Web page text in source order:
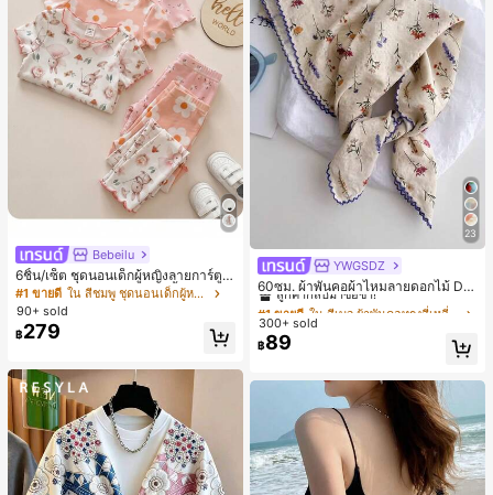
Bebeilu
6ชิ้น/เซ็ต ชุดนอนเด็กผู้หญิงลายการ์ตูน
หมีและดอกไม้ คอกลม แขนสั้น กางเกง
ขาสั้น ขอบระบาย สวมใส่สบาย
#1 ขายดี
ใน สีชมพู ชุดนอนเด็กผู้หญิง
90+ sold
฿279
23
YWGSDZ
60ซม. ผ้าพันคอผ้าไหมลายดอกไม้ Dit
sy สีเบจ, เครื่องประดับใหม่สำหรับผู้หญิ
งฤดูใบไม้ผลิ/ฤดูใบไม้ร่วง, ผ้าพันคอผืน
บางอเนกประสงค์หรูหรา
#1 ขายดี
ลูกค้ากลับมาซื้อซ้ำ!
#1 ขายดี
ลูกค้ากลับมาซื้อซ้ำ!
#1 ขายดี
ลูกค้ากลับมาซื้อซ้ำ!
#1 ขายดี
ใน สีเบจ ผ้าพันคอทรงสี่เหลี่ยมและผ้าพันคอสำหรับผู้
300+ sold
฿89